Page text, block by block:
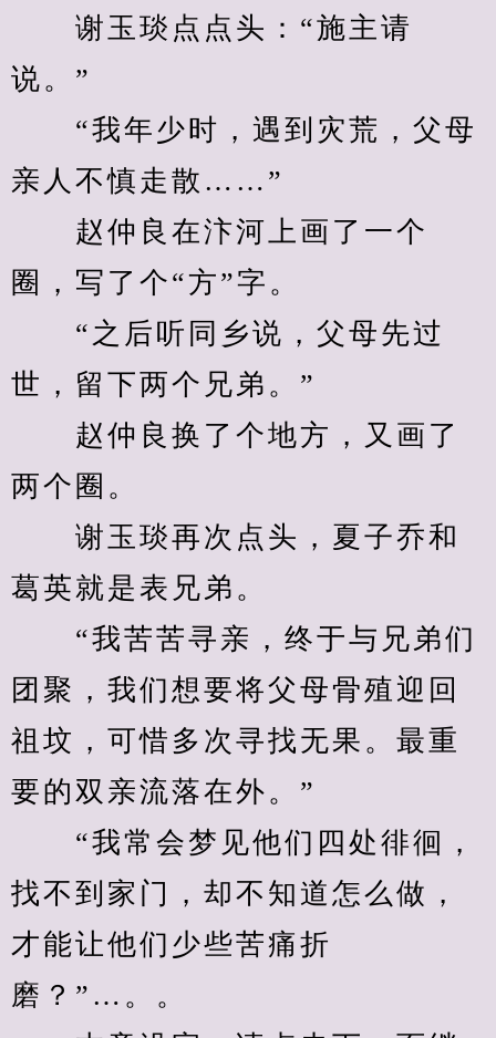
谢玉琰点点头：“施主请
说。”
“我年少时，遇到灾荒，父母
亲人不慎走散……”
赵仲良在汴河上画了一个
圈，写了个“方”字。
“之后听同乡说，父母先过
世，留下两个兄弟。”
赵仲良换了个地方，又画了
两个圈。
谢玉琰再次点头，夏子乔和
葛英就是表兄弟。
“我苦苦寻亲，终于与兄弟们
团聚，我们想要将父母骨殖迎回
祖坟，可惜多次寻找无果。最重
要的双亲流落在外。”
“我常会梦见他们四处徘徊，
找不到家门，却不知道怎么做，
才能让他们少些苦痛折
磨？”…。。